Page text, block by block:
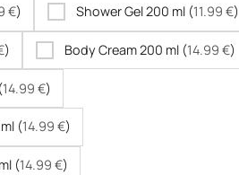
€) Shower Gel 200 ml (11.99 €)
) Body Cream 200 ml (14.99 €)
14.99 €)
(14.99 €)
(14.99 €)